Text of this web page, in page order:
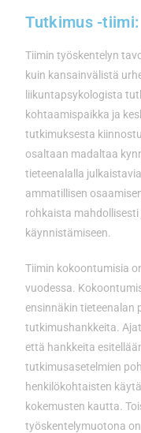
Tutkimus -tiimi:
Tiimin työskentelyn
kuin kansainvälistä
liikuntapsykologista
kohtaamispaikka ja
tutkimuksesta
osaltaan madaltaa
tieteenalalla
ammatillisen
rohkaista
käynnistämiseen.
Tiimin kokoontumisia
vuodessa.
ensinnäkin tieteenalan
tutkimushankkeita.
että hankkeita
tutkimusasetelmien
henkilökohtaisten
kokemusten kautta.
työskentelymuotona